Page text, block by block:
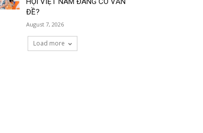
ĐỀ?
August 7, 2026
Load more